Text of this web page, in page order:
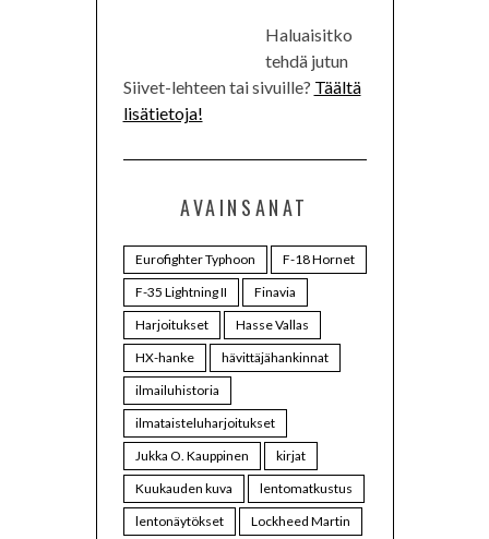
Haluaisitko
tehdä jutun
Siivet-lehteen tai sivuille? Täältä
lisätietoja!
AVAINSANAT
Eurofighter Typhoon
F-18 Hornet
F-35 Lightning II
Finavia
Harjoitukset
Hasse Vallas
HX-hanke
hävittäjähankinnat
ilmailuhistoria
ilmataisteluharjoitukset
Jukka O. Kauppinen
kirjat
Kuukauden kuva
lentomatkustus
lentonäytökset
Lockheed Martin